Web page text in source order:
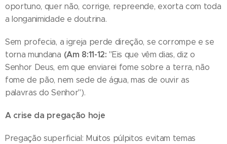
oportuno, quer não, corrige, repreende, exorta com toda
a longanimidade e doutrina.
Sem profecia, a igreja perde direção, se corrompe e se
torna mundana (Am 8:11-12: "Eis que vêm dias, diz o
Senhor Deus, em que enviarei fome sobre a terra, não
fome de pão, nem sede de água, mas de ouvir as
palavras do Senhor").
A crise da pregação hoje
Pregação superficial: Muitos púlpitos evitam temas